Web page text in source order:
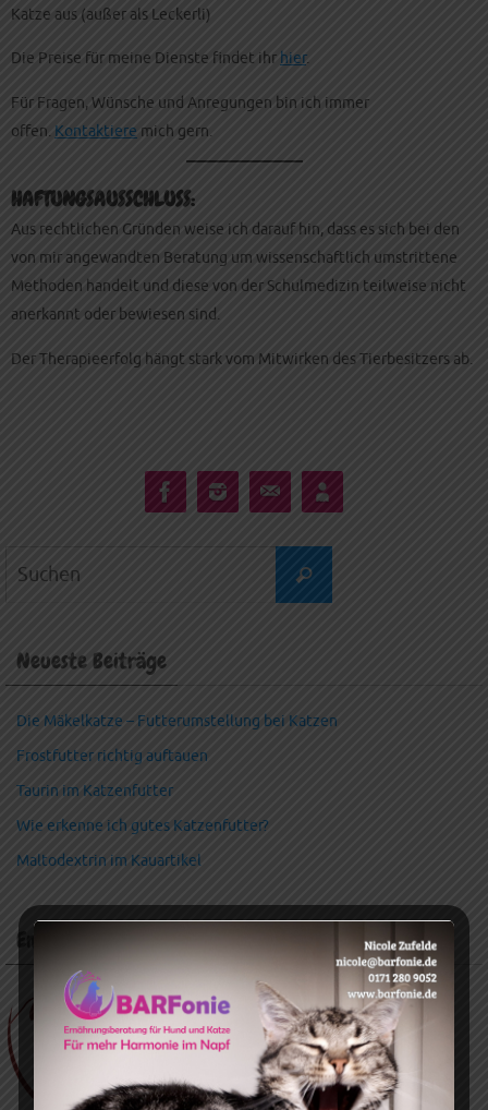
Katze aus (außer als Leckerli)
Die Preise für meine Dienste findet ihr hier.
Für Fragen, Wünsche und Anregungen bin ich immer
offen. Kontaktiere mich gern.
HAFTUNGSAUSSCHLUSS:
Aus rechtlichen Gründen weise ich darauf hin, dass es sich bei den
von mir angewandten Beratung um wissenschaftlich umstrittene
Methoden handelt und diese von der Schulmedizin teilweise nicht
anerkannt oder bewiesen sind.
Der Therapieerfolg hängt stark vom Mitwirken des Tierbesitzers ab.
Suchen
Neueste Beiträge
Die Mäkelkatze – Futterumstellung bei Katzen
Frostfutter richtig auftauen
Taurin im Katzenfutter
Wie erkenne ich gutes Katzenfutter?
Maltodextrin im Kauartikel
Empfehlungen: